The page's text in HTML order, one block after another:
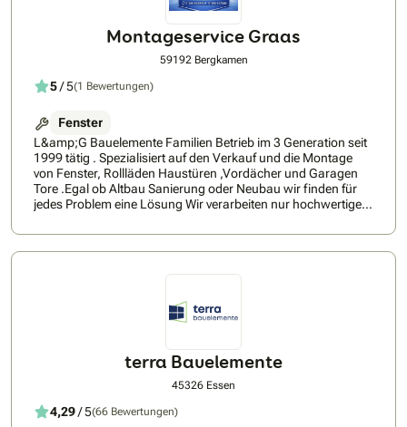
Montageservice Graas
59192 Bergkamen
5/ 5(1 Bewertungen)
Fenster
L&amp;G Bauelemente Familien Betrieb im 3 Generation seit
1999 tätig . Spezialisiert auf den Verkauf und die Montage
von Fenster, Rollläden Haustüren ,Vordächer und Garagen
Tore .Egal ob Altbau Sanierung oder Neubau wir finden für
jedes Problem eine Lösung Wir verarbeiten nur hochwertige
,ALUPALS ,ALUPROF GELAN und viele mehr Wir freuen uns
über jede Anfrage
terra Bauelemente
45326 Essen
4,29/ 5(66 Bewertungen)